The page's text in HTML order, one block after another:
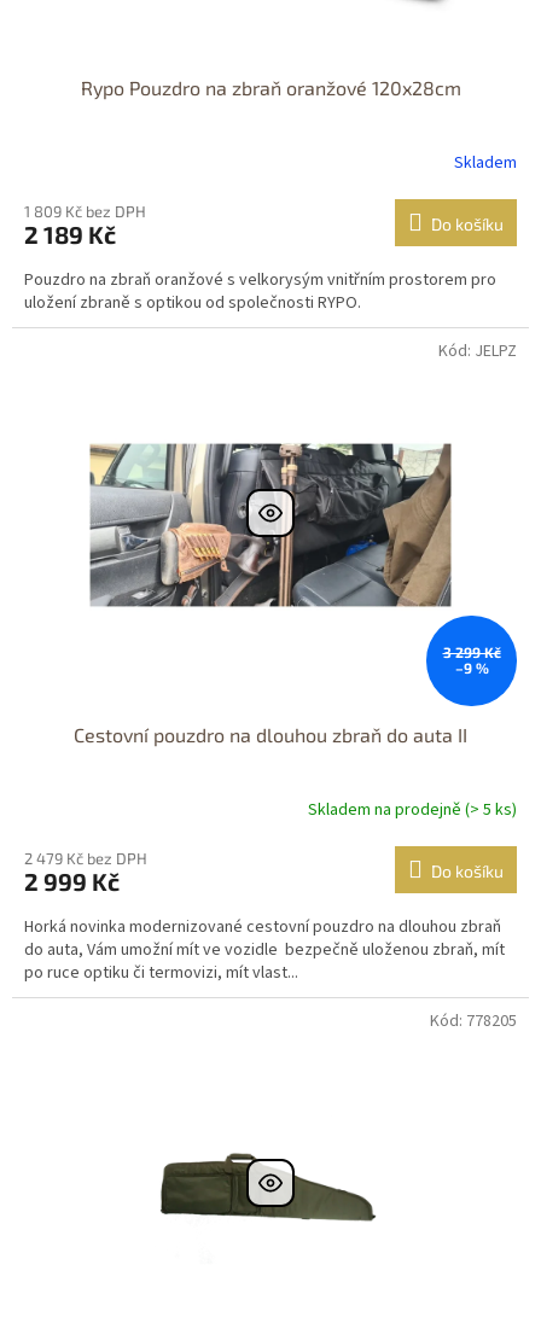
Rypo Pouzdro na zbraň oranžové 120x28cm
Skladem
1 809 Kč bez DPH
2 189 Kč Do košíku
Pouzdro na zbraň oranžové s velkorysým vnitřním prostorem pro
uložení zbraně s optikou od společnosti RYPO.
3 299 Kč
–9 %
Cestovní pouzdro na dlouhou zbraň do auta II
Skladem na prodejně (> 5 ks)
2 479 Kč bez DPH
2 999 Kč Do košíku
Horká novinka modernizované cestovní pouzdro na dlouhou zbraň
do auta, Vám umožní mít ve vozidle bezpečně uloženou zbraň, mít
po ruce optiku či termovizi, mít vlast...
Kód: JELPZ
Kód: 778205